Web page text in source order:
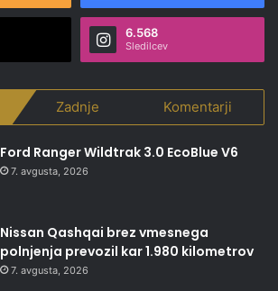
6.568
Sledilcev
Zadnje Komentarji
Ford Ranger Wildtrak 3.0 EcoBlue V6
7. avgusta, 2026
Nissan Qashqai brez vmesnega
polnjenja prevozil kar 1.980 kilometrov
7. avgusta, 2026